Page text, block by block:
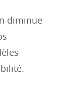
diminue